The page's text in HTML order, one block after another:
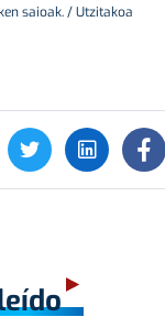
saioak. / Utzitakoa